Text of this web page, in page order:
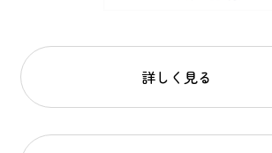
詳しく見る